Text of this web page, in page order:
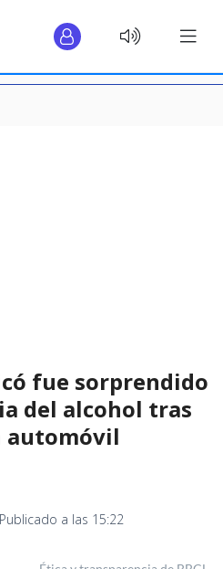
fue sorprendido
del alcohol tras
automóvil
a las 15:22